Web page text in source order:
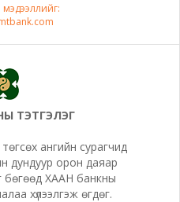
мэдээллийг:
ТЭТГЭЛЭГ
ангийн сурагчид
дундуур орон даяар
бөгөөд ХААН банкны
хүлээлгэж өгдөг.